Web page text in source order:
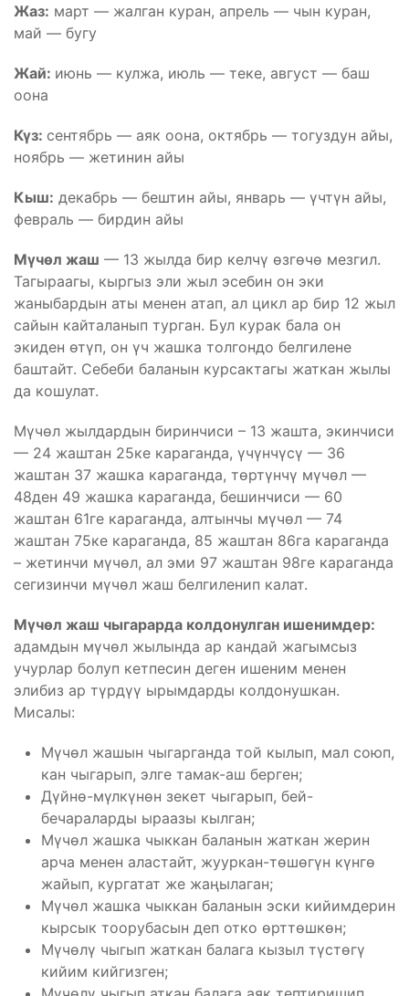
Жаз: март — жалган куран, апрель — чын куран,
май — бугу
Жай: июнь — кулжа, июль — теке, август — баш
оона
Күз: сентябрь — аяк оона, октябрь — тогуздун айы,
ноябрь — жетинин айы
Кыш: декабрь — бештин айы, январь — үчтүн айы,
февраль — бирдин айы
Мүчөл жаш — 13 жылда бир келчү өзгөчө мезгил.
Тагыраагы, кыргыз эли жыл эсебин он эки
жаныбардын аты менен атап, ал цикл ар бир 12 жыл
сайын кайталанып турган. Бул курак бала он
экиден өтүп, он үч жашка толгондо белгилене
баштайт. Себеби баланын курсактагы жаткан жылы
да кошулат.
Мүчөл жылдардын биринчиси – 13 жашта, экинчиси
— 24 жаштан 25ке караганда, үчүнчүсү — 36
жаштан 37 жашка караганда, төртүнчү мүчөл —
48ден 49 жашка караганда, бешинчиси — 60
жаштан 61ге караганда, алтынчы мүчөл — 74
жаштан 75ке караганда, 85 жаштан 86га караганда
– жетинчи мүчөл, ал эми 97 жаштан 98ге караганда
сегизинчи мүчөл жаш белгиленип калат.
Мүчөл жаш чыгарарда колдонулган ишенимдер:
адамдын мүчөл жылында ар кандай жагымсыз
учурлар болуп кетпесин деген ишеним менен
элибиз ар түрдүү ырымдарды колдонушкан.
Мисалы:
Мүчөл жашын чыгарганда той кылып, мал союп,
кан чыгарып, элге тамак-аш берген;
Дүйнө-мүлкүнөн зекет чыгарып, бей-
бечараларды ыраазы кылган;
Мүчөл жашка чыккан баланын жаткан жерин
арча менен аластайт, жууркан-төшөгүн күнгө
жайып, кургатат же жаңылаган;
Мүчөл жашка чыккан баланын эски кийимдерин
кырсык тоорубасын деп отко өрттөшкөн;
Мүчөлү чыгып жаткан балага кызыл түстөгү
кийим кийгизген;